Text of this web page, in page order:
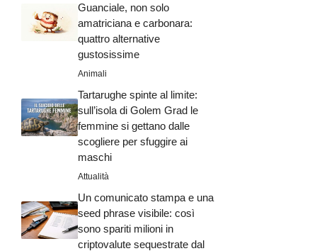
Guanciale, non solo
amatriciana e carbonara:
quattro alternative
gustosissime
Animali
Tartarughe spinte al limite:
sull’isola di Golem Grad le
femmine si gettano dalle
scogliere per sfuggire ai
maschi
Attualità
Un comunicato stampa e una
seed phrase visibile: così
sono spariti milioni in
criptovalute sequestrate dal